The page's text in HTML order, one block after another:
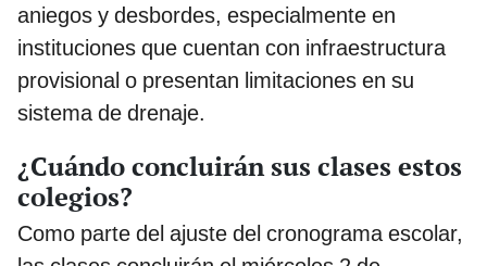
aniegos y desbordes, especialmente en
instituciones que cuentan con infraestructura
provisional o presentan limitaciones en su
sistema de drenaje.
¿Cuándo concluirán sus clases estos
colegios?
Como parte del ajuste del cronograma escolar,